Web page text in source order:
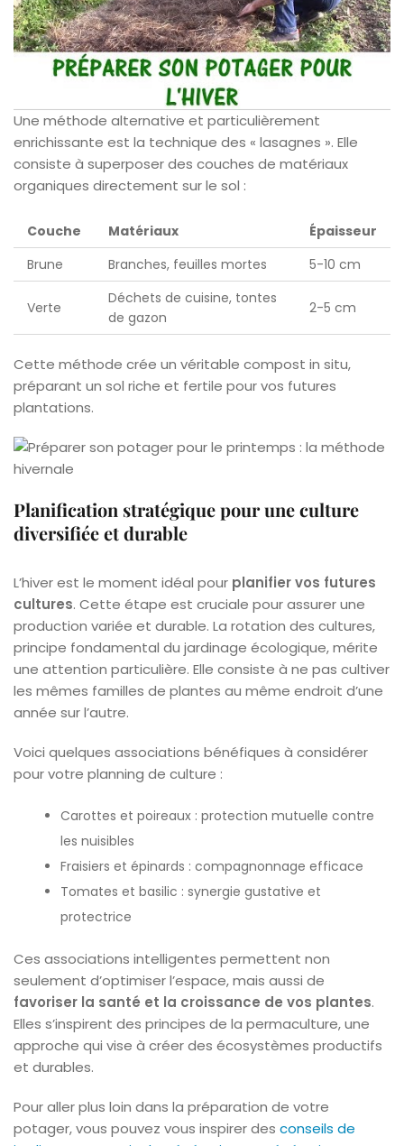
Une méthode alternative et particulièrement
enrichissante est la technique des « lasagnes ». Elle
consiste à superposer des couches de matériaux
organiques directement sur le sol :
Couche Matériaux
Épaisseur
Brune
Branches, feuilles mortes 5-10 cm
Verte
Déchets de cuisine, tontes
de gazon
2-5 cm
Cette méthode crée un véritable compost in situ,
préparant un sol riche et fertile pour vos futures
plantations.
Planification stratégique pour une culture
diversifiée et durable
L’hiver est le moment idéal pour planifier vos futures
cultures. Cette étape est cruciale pour assurer une
production variée et durable. La rotation des cultures,
principe fondamental du jardinage écologique, mérite
une attention particulière. Elle consiste à ne pas cultiver
les mêmes familles de plantes au même endroit d’une
année sur l’autre.
Voici quelques associations bénéfiques à considérer
pour votre planning de culture :
Carottes et poireaux : protection mutuelle contre
les nuisibles
Fraisiers et épinards : compagnonnage efficace
Tomates et basilic : synergie gustative et
protectrice
Ces associations intelligentes permettent non
seulement d’optimiser l’espace, mais aussi de
favoriser la santé et la croissance de vos plantes.
Elles s’inspirent des principes de la permaculture, une
approche qui vise à créer des écosystèmes productifs
et durables.
Pour aller plus loin dans la préparation de votre
potager, vous pouvez vous inspirer des conseils de